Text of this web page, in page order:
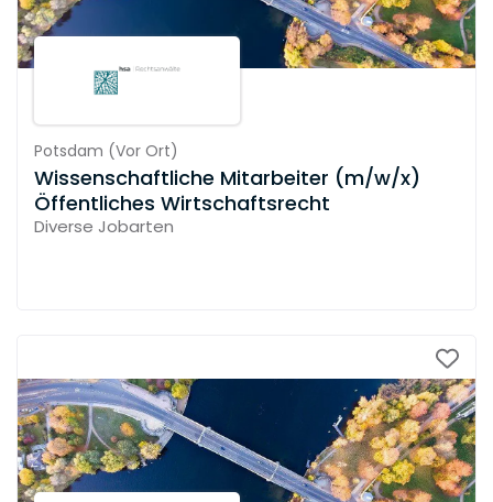
Potsdam (Vor Ort)
Wissenschaftliche Mitarbeiter (m/w/x)
Öffentliches Wirtschaftsrecht
Diverse Jobarten